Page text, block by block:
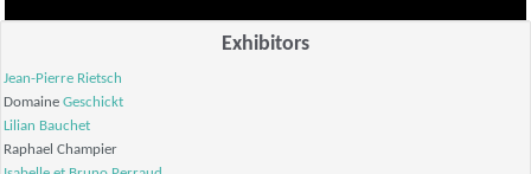
Exhibitors
Jean-Pierre Rietsch
Domaine Geschickt
Lilian Bauchet
Raphael Champier